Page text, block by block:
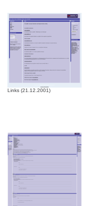
Links (21.12.2001)